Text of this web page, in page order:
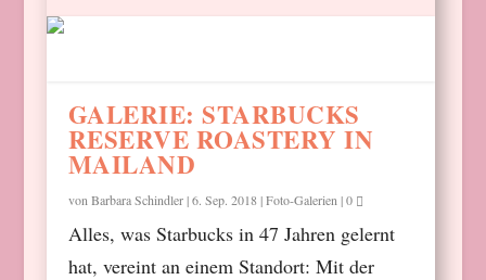
GALERIE: STARBUCKS
RESERVE ROASTERY IN
MAILAND
von Barbara Schindler|6. Sep. 2018|Foto-Galerien |0
Alles, was Starbucks in 47 Jahren gelernt
hat, vereint an einem Standort: Mit der